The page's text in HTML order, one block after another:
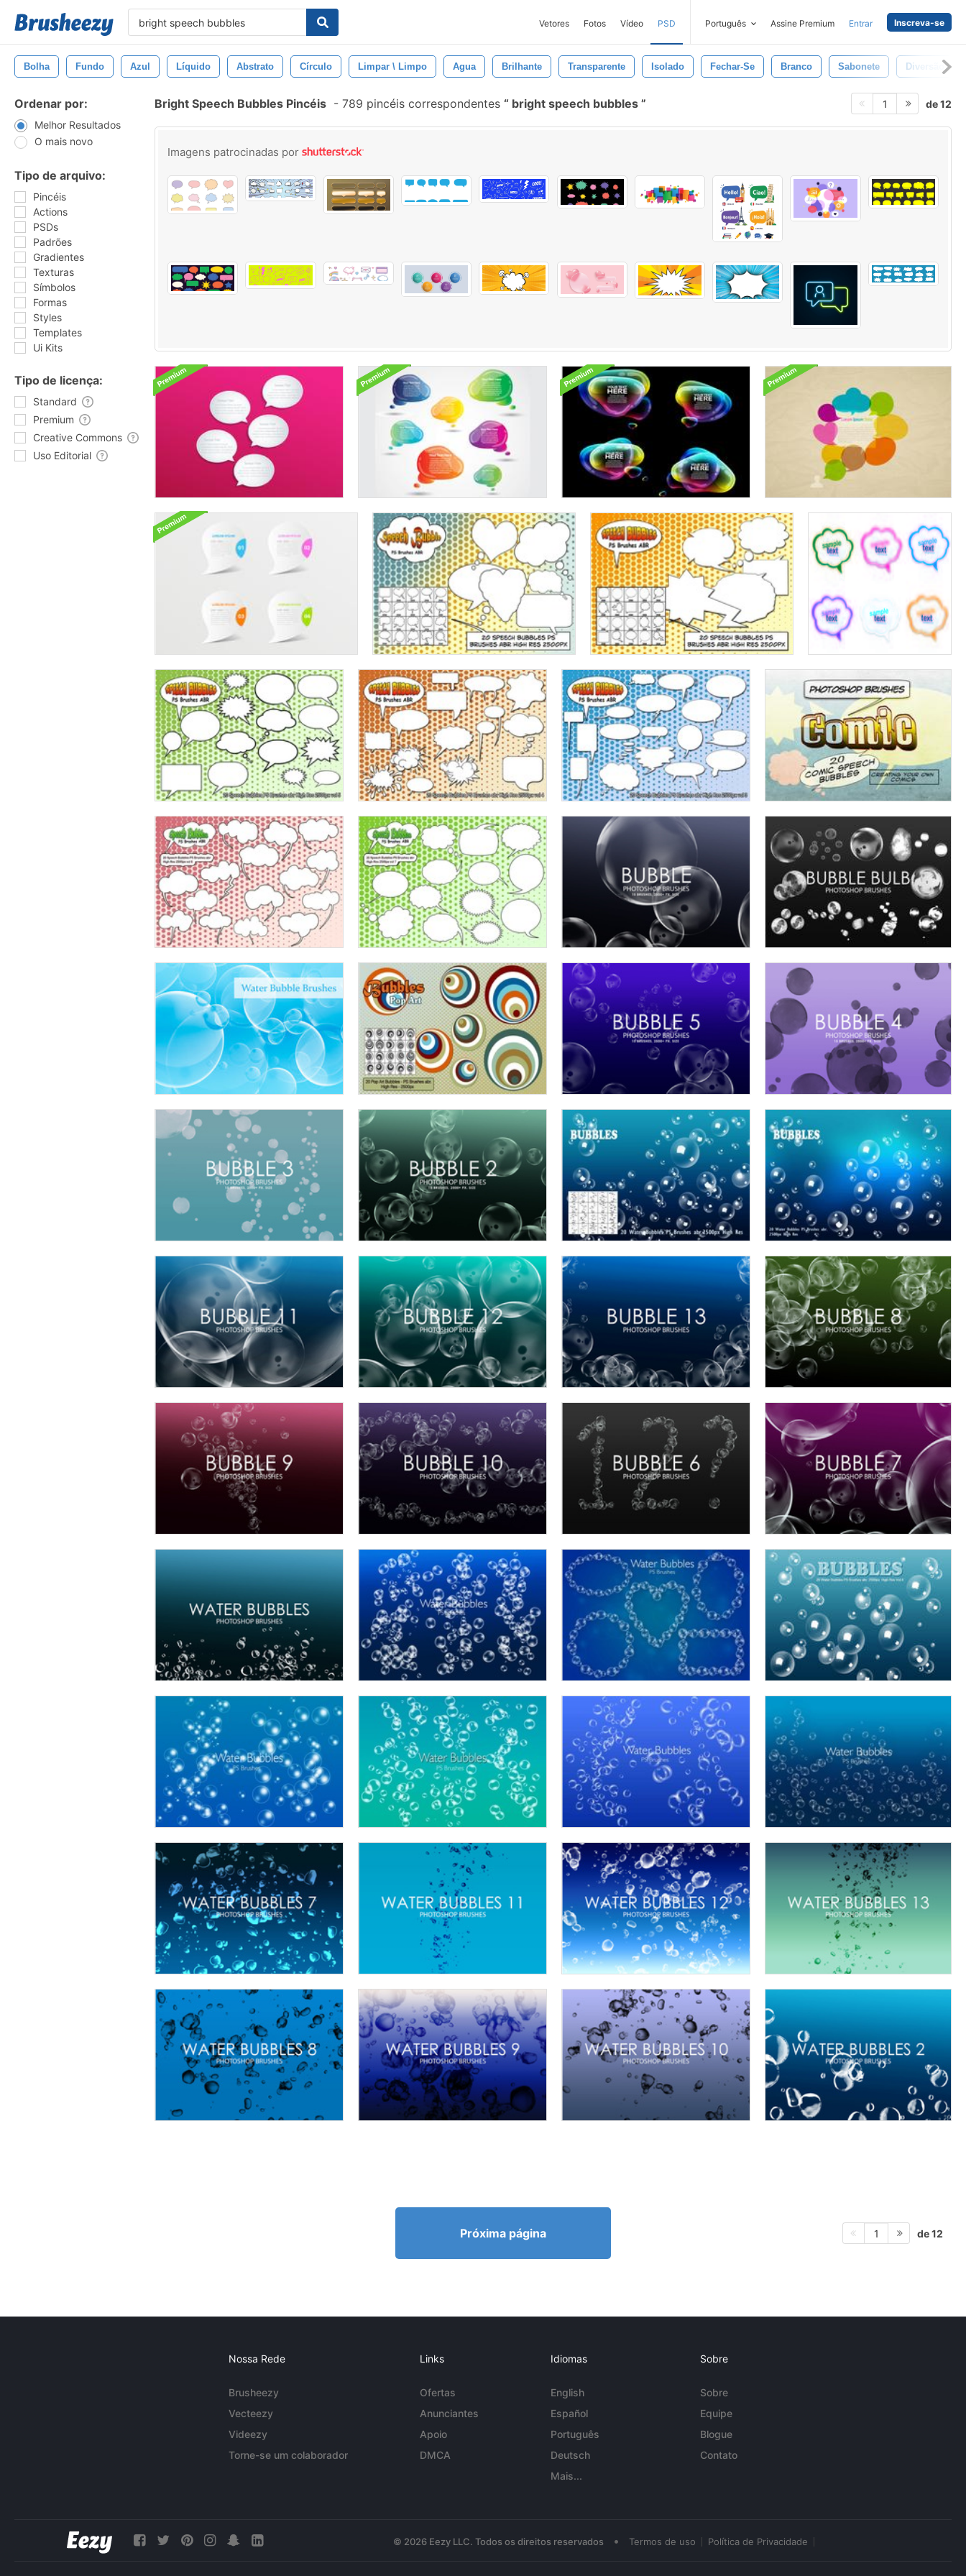
Vetores Fotos Vídeo PSD Português Assine Premium Entrar Inscreva-se
Bolha Fundo Azul Líquido Abstrato Círculo Limpar \ Limpo Agua Brilhante Transparente Isolado Fechar-Se Branco Sabonete Diversão
Ordenar por:
Melhor Resultados
O mais novo
Tipo de arquivo:
Pincéis
Actions
PSDs
Padrões
Gradientes
Texturas
Símbolos
Formas
Styles
Templates
Ui Kits
Tipo de licença:
Standard
Premium
Creative Commons
Uso Editorial
Bright Speech Bubbles Pincéis - 789 pincéis correspondentes bright speech bubbles 1 de 12
Imagens patrocinadas por
Próxima página 1 de 12
Nossa Rede
Brusheezy
Vecteezy
Videezy
Torne-se um colaborador
Links
Ofertas
Anunciantes
Apoio
DMCA
Idiomas
English
Español
Português
Deutsch
Mais...
Sobre
Sobre
Equipe
Blogue
Contato
© 2026 Eezy LLC. Todos os direitos reservados • Termos de uso Política de Privacidade